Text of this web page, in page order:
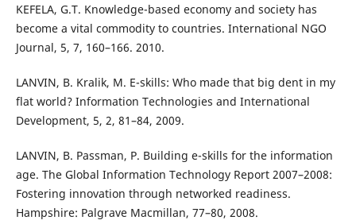
KEFELA, G.T. Knowledge-based economy and society has
become a vital commodity to countries. International NGO
Journal, 5, 7, 160–166. 2010.
LANVIN, B. Kralik, M. E-skills: Who made that big dent in my
flat world? Information Technologies and International
Development, 5, 2, 81–84, 2009.
LANVIN, B. Passman, P. Building e-skills for the information
age. The Global Information Technology Report 2007–2008:
Fostering innovation through networked readiness.
Hampshire: Palgrave Macmillan, 77–80, 2008.